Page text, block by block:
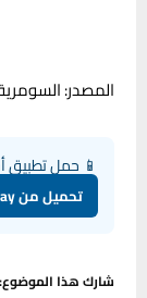
المصدر:
📱 حمل تطبيق
تحميل من Google Play
شارك هذا الموضوع: